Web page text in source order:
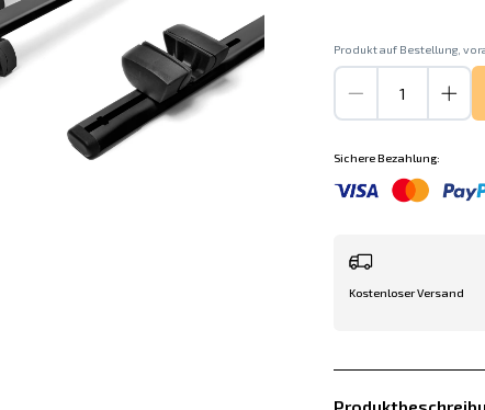
Produkt auf Bestellung,
Sichere Bezahlung:
Kostenloser Versand